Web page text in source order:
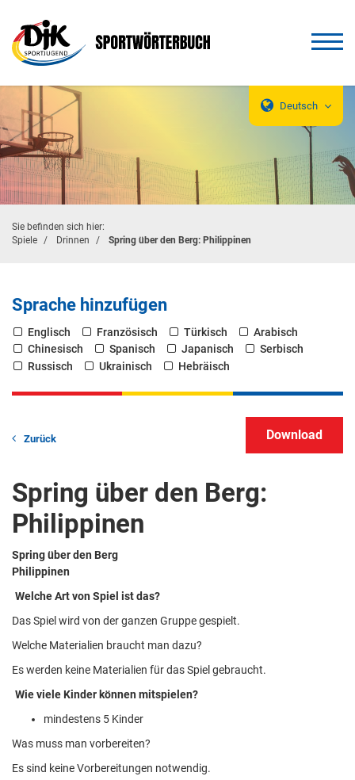
Deutsch
Sie befinden sich hier:
Spiele
Drinnen Spring über den Berg: Philippinen
Sprache hinzufügen
Englisch Französisch Türkisch
Arabisch
Chinesisch
Spanisch Japanisch
Serbisch
Russisch
Ukrainisch Hebräisch
Zurück
Spring über den Berg:
Philippinen
Spring über den Berg
Philippinen
Welche Art von Spiel ist das?
Das Spiel wird von der ganzen Gruppe gespielt.
Welche Materialien braucht man dazu?
Es werden keine Materialien für das Spiel gebraucht.
Wie viele Kinder können mitspielen?
mindestens 5 Kinder
Was muss man vorbereiten?
Es sind keine Vorbereitungen notwendig.